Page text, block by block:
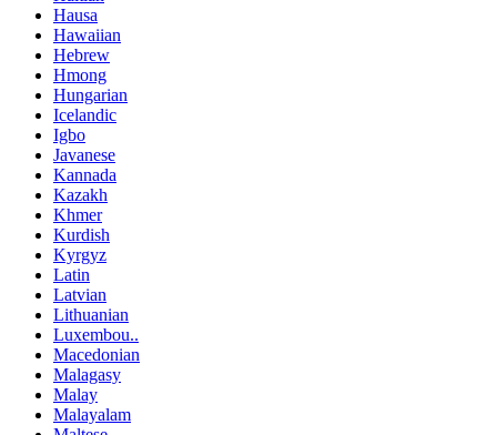
Hausa
Hawaiian
Hebrew
Hmong
Hungarian
Icelandic
Igbo
Javanese
Kannada
Kazakh
Khmer
Kurdish
Kyrgyz
Latin
Latvian
Lithuanian
Luxembou..
Macedonian
Malagasy
Malay
Malayalam